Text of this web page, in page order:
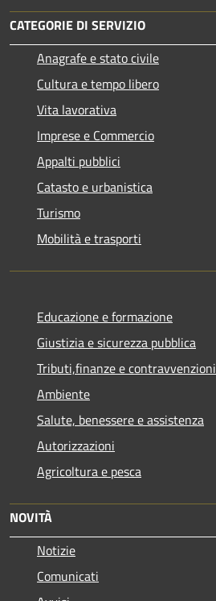
CATEGORIE DI SERVIZIO
Anagrafe e stato civile
Cultura e tempo libero
Vita lavorativa
Imprese e Commercio
Appalti pubblici
Catasto e urbanistica
Turismo
Mobilità e trasporti
Educazione e formazione
Giustizia e sicurezza pubblica
Tributi,finanze e contravvenzioni
Ambiente
Salute, benessere e assistenza
Autorizzazioni
Agricoltura e pesca
NOVITÀ
Notizie
Comunicati